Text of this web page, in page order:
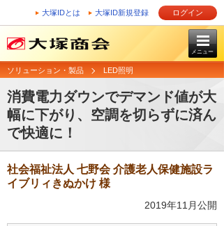
大塚IDとは 大塚ID新規登録 ログイン
メニュー
ソリューション・製品 LED照明
消費電力ダウンでデマンド値が大
幅に下がり、空調を切らずに済ん
で快適に！
社会福祉法人 七野会 介護老人保健施設ラ
イブリィきぬかけ 様
2019年11月公開